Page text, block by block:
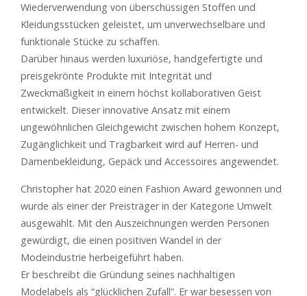
Wiederverwendung von überschüssigen Stoffen und
Kleidungsstücken geleistet, um unverwechselbare und
funktionale Stücke zu schaffen.
Darüber hinaus werden luxuriöse, handgefertigte und
preisgekrönte Produkte mit Integrität und
Zweckmäßigkeit in einem höchst kollaborativen Geist
entwickelt. Dieser innovative Ansatz mit einem
ungewöhnlichen Gleichgewicht zwischen hohem Konzept,
Zugänglichkeit und Tragbarkeit wird auf Herren- und
Damenbekleidung, Gepäck und Accessoires angewendet.
Christopher hat 2020 einen Fashion Award gewonnen und
wurde als einer der Preisträger in der Kategorie Umwelt
ausgewählt. Mit den Auszeichnungen werden Personen
gewürdigt, die einen positiven Wandel in der
Modeindustrie herbeigeführt haben.
Er beschreibt die Gründung seines nachhaltigen
Modelabels als “glücklichen Zufall”. Er war besessen von